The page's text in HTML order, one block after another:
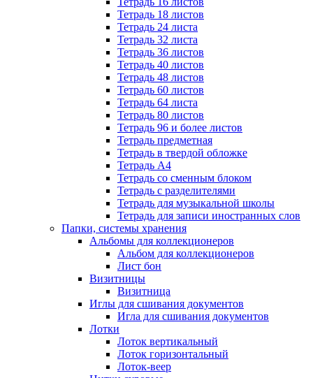
Тетрадь 18 листов
Тетрадь 24 листа
Тетрадь 32 листа
Тетрадь 36 листов
Тетрадь 40 листов
Тетрадь 48 листов
Тетрадь 60 листов
Тетрадь 64 листа
Тетрадь 80 листов
Тетрадь 96 и более листов
Тетрадь предметная
Тетрадь в твердой обложке
Тетрадь А4
Тетрадь со сменным блоком
Тетрадь с разделителями
Тетрадь для музыкальной школы
Тетрадь для записи иностранных слов
Папки, системы хранения
Альбомы для коллекционеров
Альбом для коллекционеров
Лист бон
Визитницы
Визитница
Иглы для сшивания документов
Игла для сшивания документов
Лотки
Лоток вертикальный
Лоток горизонтальный
Лоток-веер